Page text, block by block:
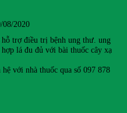
08/2020
trợ điều trị bệnh ung thư. ung
lá đu đủ với bài thuốc cây xạ
với nhà thuốc qua số 097 878